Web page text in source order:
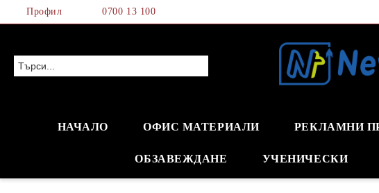
Профил 0700 13 100
НАЧАЛО ОФИС МАТЕРИАЛИ РЕКЛАМНИ
ОБЗАВЕЖДАНЕ УЧЕНИЧЕСКИ